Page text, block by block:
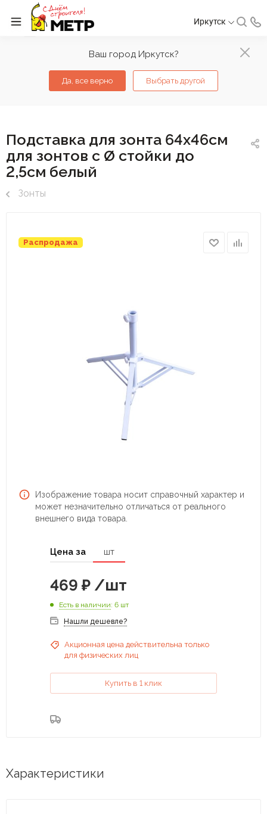
Ваш город Иркутск?
Да, все верно Выбрать другой
Иркутск
Подставка для зонта 64х46см
для зонтов с Ø стойки до
2,5см белый
Зонты
Распродажа
Изображение товара носит справочный характер и
может незначительно отличаться от реального
внешнего вида товара.
Цена за шт
469 ₽ /шт
Есть в наличии: 6 шт
Нашли дешевле?
Акционная цена действительна только
для физических лиц
Купить в 1 клик
Характеристики